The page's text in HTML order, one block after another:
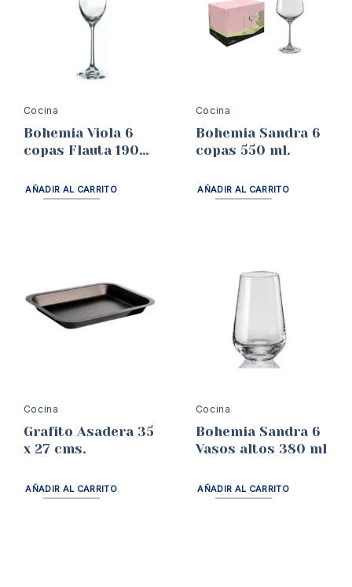
Cocina
Bohemia Viola 6
copas Flauta 190
AÑADIR AL CARRITO
Cocina
Bohemia Sandra 6
copas 550 ml.
AÑADIR AL CARRITO
Cocina
Grafito Asadera 35
x 27 cms.
AÑADIR AL CARRITO
Cocina
Bohemia Sandra 6
Vasos altos 380 ml
AÑADIR AL CARRITO